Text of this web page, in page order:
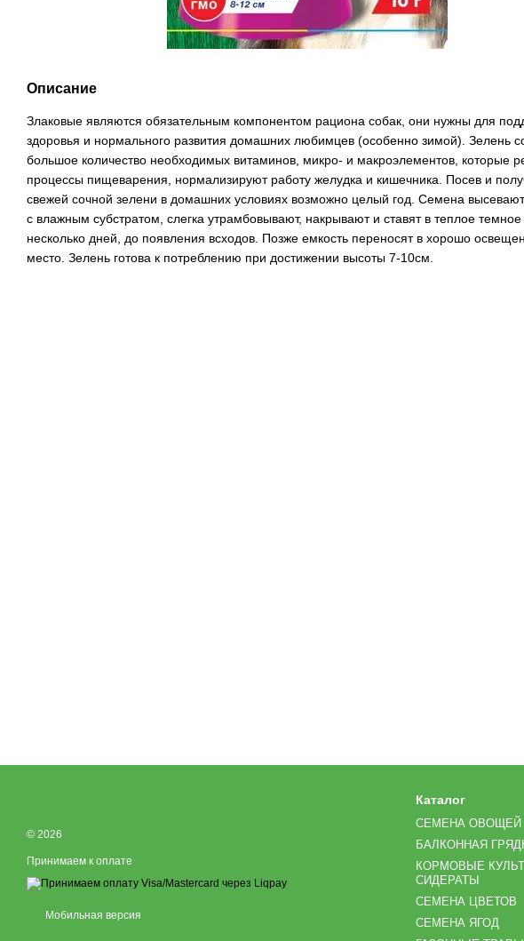
Описание
Злаковые являются обязательным компонентом рациона собак, они нужны для
здоровья и нормального развития домашних любимцев (особенно зимой). Зелень
большое количество необходимых витаминов, микро- и макроэлементов, которые
процессы пищеварения, нормализируют работу желудка и кишечника. Посев и
свежей сочной зелени в домашних условиях возможно целый год. Семена
с влажным субстратом, слегка утрамбовывают, накрывают и ставят в теплое
несколько дней, до появления всходов. Позже емкость переносят в хорошо
место. Зелень готова к потреблению при достижении высоты 7-10см.
© 2026
Принимаем к оплате
Мобильная версия
Каталог
СЕМЕНА ОВОЩЕЙ
БАЛКОННАЯ
КОРМОВЫЕ
СИДЕРАТЫ
СЕМЕНА ЦВЕТОВ
СЕМЕНА ЯГОД